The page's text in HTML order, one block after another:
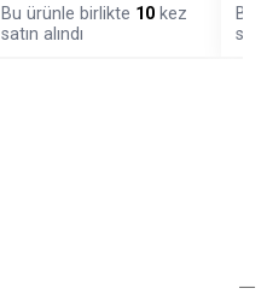
Bu ürünle birlikte 10kez
satın alındı
Bu